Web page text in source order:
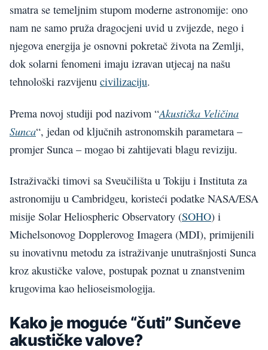
smatra se temeljnim stupom moderne astronomije: ono
nam ne samo pruža dragocjeni uvid u zvijezde, nego i
njegova energija je osnovni pokretač života na Zemlji,
dok solarni fenomeni imaju izravan utjecaj na našu
tehnološki razvijenu civilizaciju.
Prema novoj studiji pod nazivom “Akustička Veličina
Sunca“, jedan od ključnih astronomskih parametara –
promjer Sunca – mogao bi zahtijevati blagu reviziju.
Istraživački timovi sa Sveučilišta u Tokiju i Instituta za
astronomiju u Cambridgeu, koristeći podatke NASA/ESA
misije Solar Heliospheric Observatory (SOHO) i
Michelsonovog Dopplerovog Imagera (MDI), primijenili
su inovativnu metodu za istraživanje unutrašnjosti Sunca
kroz akustičke valove, postupak poznat u znanstvenim
krugovima kao helioseismologija.
Kako je moguće “čuti” Sunčeve
akustičke valove?